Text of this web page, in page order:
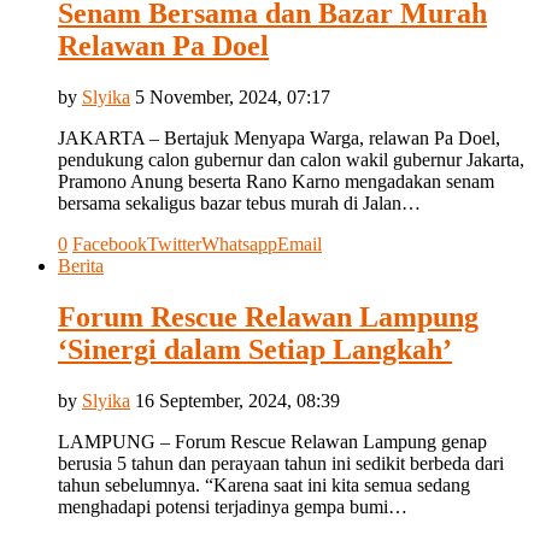
Senam Bersama dan Bazar Murah
Relawan Pa Doel
by Slyika 5 November, 2024, 07:17
JAKARTA – Bertajuk Menyapa Warga, relawan Pa Doel,
pendukung calon gubernur dan calon wakil gubernur Jakarta,
Pramono Anung beserta Rano Karno mengadakan senam
bersama sekaligus bazar tebus murah di Jalan…
0 FacebookTwitterWhatsappEmail
Berita
Forum Rescue Relawan Lampung
‘Sinergi dalam Setiap Langkah’
by Slyika 16 September, 2024, 08:39
LAMPUNG – Forum Rescue Relawan Lampung genap
berusia 5 tahun dan perayaan tahun ini sedikit berbeda dari
tahun sebelumnya. “Karena saat ini kita semua sedang
menghadapi potensi terjadinya gempa bumi…